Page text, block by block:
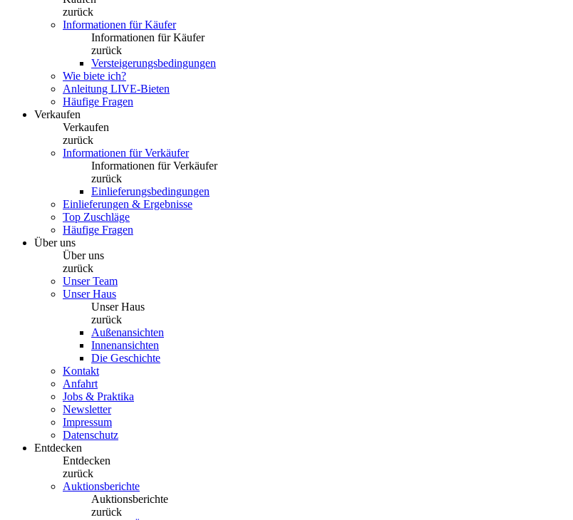
zurück
Informationen für Käufer
Informationen für Käufer
zurück
Versteigerungsbedingungen
Wie biete ich?
Anleitung LIVE-Bieten
Häufige Fragen
Verkaufen
Verkaufen
zurück
Informationen für Verkäufer
Informationen für Verkäufer
zurück
Einlieferungsbedingungen
Einlieferungen & Ergebnisse
Top Zuschläge
Häufige Fragen
Über uns
Über uns
zurück
Unser Team
Unser Haus
Unser Haus
zurück
Außenansichten
Innenansichten
Die Geschichte
Kontakt
Anfahrt
Jobs & Praktika
Newsletter
Impressum
Datenschutz
Entdecken
Entdecken
zurück
Auktionsberichte
Auktionsberichte
zurück